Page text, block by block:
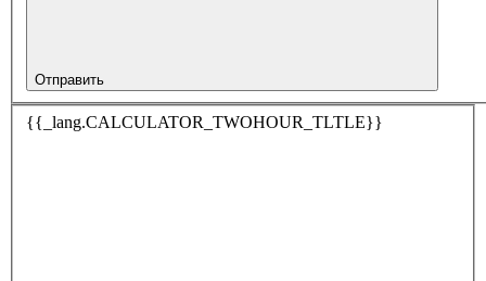
Отправить
{{_lang.CALCULATOR_TWOHOUR_TLTLE}}